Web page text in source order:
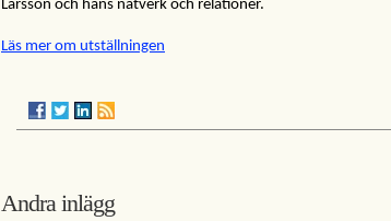
Larsson och hans nätverk och relationer.
Läs mer om utställningen
Andra inlägg